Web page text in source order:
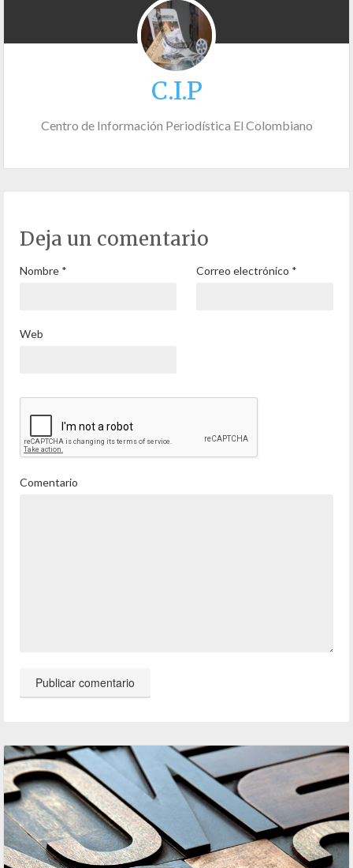
C.I.P
Centro de Información Periodística El Colombiano
Deja un comentario
Nombre * Correo electrónico *
Web
Comentario